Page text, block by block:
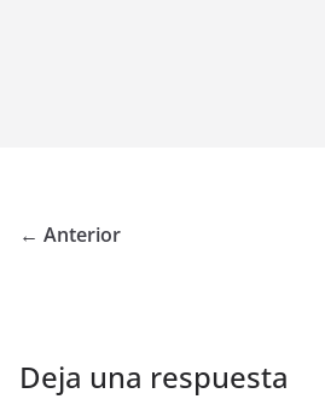
← Anterior
Deja una respuesta